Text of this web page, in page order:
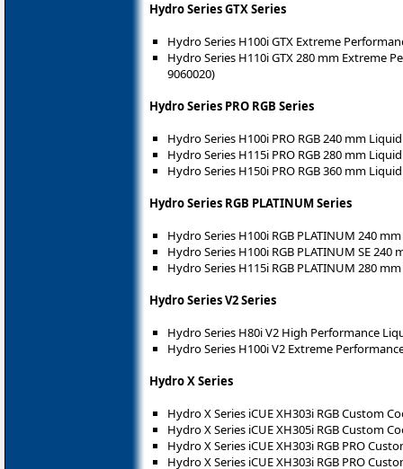
Hydro Series GTX Series
Hydro Series H100i GTX Extreme
Hydro Series H110i GTX 280 mm Extreme
9060020)
Hydro Series PRO RGB Series
Hydro Series H100i PRO RGB 240 mm
Hydro Series H115i PRO RGB 280 mm
Hydro Series H150i PRO RGB 360 mm
Hydro Series RGB PLATINUM Series
Hydro Series H100i RGB PLATINUM 240
Hydro Series H100i RGB PLATINUM SE 240
Hydro Series H115i RGB PLATINUM 280
Hydro Series V2 Series
Hydro Series H80i V2 High Performance
Hydro Series H100i V2 Extreme
Hydro X Series
Hydro X Series iCUE XH303i RGB Custom
Hydro X Series iCUE XH305i RGB Custom
Hydro X Series iCUE XH303i RGB PRO
Hydro X Series iCUE XH303i RGB PRO